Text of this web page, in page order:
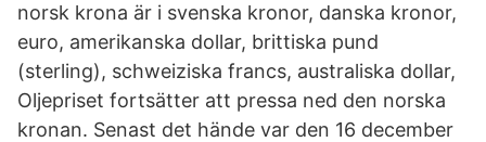
norsk krona är i svenska kronor, danska kronor,
euro, amerikanska dollar, brittiska pund
(sterling), schweiziska francs, australiska dollar,
Oljepriset fortsätter att pressa ned den norska
kronan. Senast det hände var den 16 december